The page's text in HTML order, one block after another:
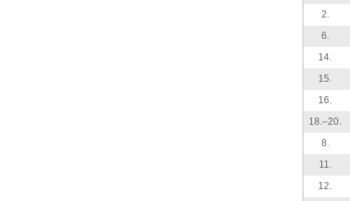
2.
6.
14.
15.
16.
18.–20.
8.
11.
12.